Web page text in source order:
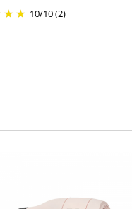
10/10(2)